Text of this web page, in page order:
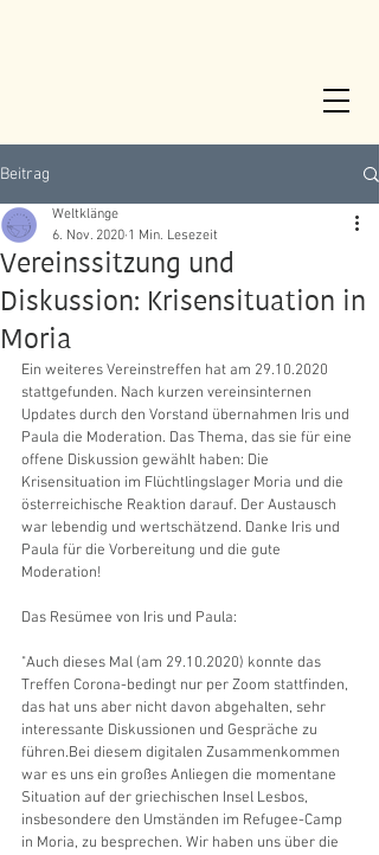
Beitrag
Vereinssitzung und
Diskussion: Krisensituation in
Moria
Weltklänge
6. Nov. 2020 1 Min. Lesezeit
Ein weiteres Vereinstreffen hat am 29.10.2020
stattgefunden. Nach kurzen vereinsinternen
Updates durch den Vorstand übernahmen Iris und
Paula die Moderation. Das Thema, das sie für eine
offene Diskussion gewählt haben: Die
Krisensituation im Flüchtlingslager Moria und die
österreichische Reaktion darauf. Der Austausch
war lebendig und wertschätzend. Danke Iris und
Paula für die Vorbereitung und die gute
Moderation!
Das Resümee von Iris und Paula:
"Auch dieses Mal (am 29.10.2020) konnte das
Treffen Corona-bedingt nur per Zoom stattfinden,
das hat uns aber nicht davon abgehalten, sehr
interessante Diskussionen und Gespräche zu
führen.Bei diesem digitalen Zusammenkommen
war es uns ein großes Anliegen die momentane
Situation auf der griechischen Insel Lesbos,
insbesondere den Umständen im Refugee-Camp
in Moria, zu besprechen. Wir haben uns über die